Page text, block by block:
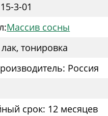
3-01
Массив сосны
тонировка
Россия
срок: 12 месяцев